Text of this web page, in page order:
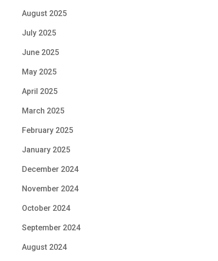
August 2025
July 2025
June 2025
May 2025
April 2025
March 2025
February 2025
January 2025
December 2024
November 2024
October 2024
September 2024
August 2024